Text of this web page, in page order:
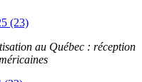
(23)
au Québec : réception